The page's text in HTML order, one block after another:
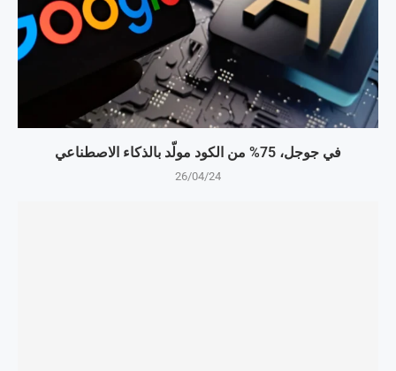
في جوجل، 75% من الكود مولّد بالذكاء الاصطناعي
26/04/24